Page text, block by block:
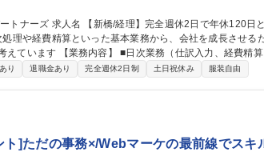
120日と働きやすい環境/
、経費精算、ファイリング
理業務のフロー見直し■新たなシステム導入の提案・実行
り 退職金あり 完全週休2日制 土日祝休み 服装自由
ト]ただの事務×/Webマーケの最前線でスキ